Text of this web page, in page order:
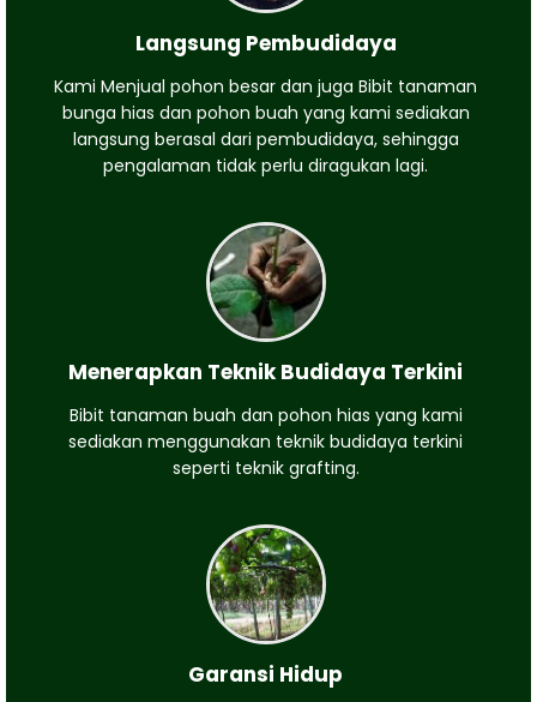
Langsung Pembudidaya
Kami Menjual pohon besar dan juga Bibit tanaman
bunga hias dan pohon buah yang kami sediakan
langsung berasal dari pembudidaya, sehingga
pengalaman tidak perlu diragukan lagi.
Menerapkan Teknik Budidaya Terkini
Bibit tanaman buah dan pohon hias yang kami
sediakan menggunakan teknik budidaya terkini
seperti teknik grafting.
Garansi Hidup